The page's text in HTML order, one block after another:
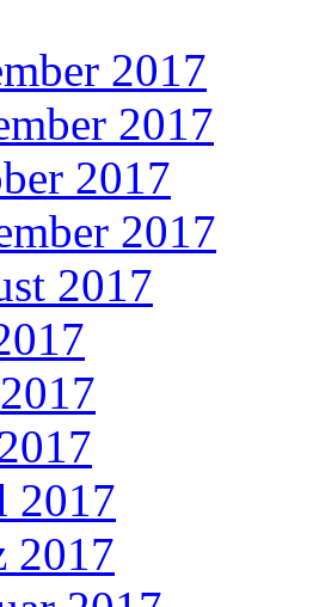
2017
2017
2017
2017
2017
2017
2017